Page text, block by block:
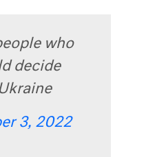
who
decide
3, 2022